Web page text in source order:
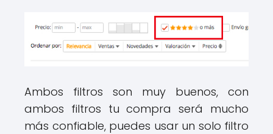
Ambos filtros son muy buenos, con
ambos filtros tu compra será mucho
más confiable, puedes usar un solo filtro